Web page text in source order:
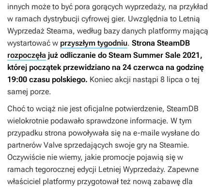
innych może to być pora gorących wyprzedaży, na przykład
w ramach dystrybucji cyfrowej gier. Uwzględnia to Letnią
Wyprzedaż Steama, według bazy danych platformy mającą
wystartować w przyszłym tygodniu. Strona SteamDB
rozpoczęła już odliczanie do Steam Summer Sale 2021,
której początek przewidziano na 24 czerwca na godzinę
19:00 czasu polskiego. Koniec akcji nastąpi 8 lipca o tej
samej porze.
Choć to wciąż nie jest oficjalne potwierdzenie, SteamDB
wielokrotnie podawało sprawdzone informacje. W tym
przypadku strona powoływała się na e-maile wysłane do
partnerów Valve sprzedających swoje gry na Steamie.
Oczywiście nie wiemy, jakie promocje pojawią się w
ramach tegorocznej edycji Letniej Wyprzedaży. Zapewne
właściciel platformy przygotował też nową zabawę dla